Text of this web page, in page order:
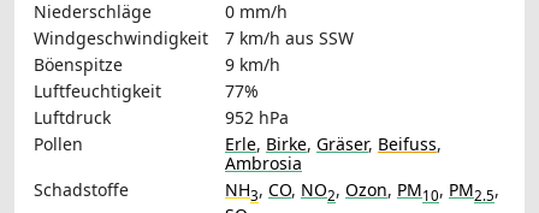
Niederschläge
0 mm/h
Windgeschwindigkeit
7 km/h aus SSW
Böenspitze
9 km/h
Luftfeuchtigkeit
77%
Luftdruck
952 hPa
Pollen
Erle, Birke, Gräser, Beifuss,
Ambrosia
Schadstoffe
NH3, CO, NO2, Ozon, PM10, PM2.5,